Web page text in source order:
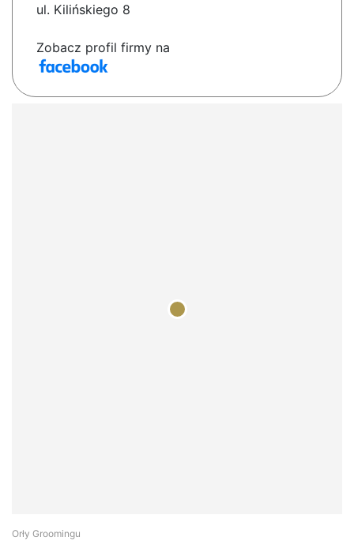
ul. Kilińskiego 8
Zobacz profil firmy na
Orły Groomingu